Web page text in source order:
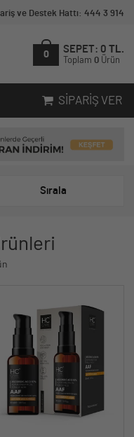
ve Destek Hattı: 444 3 914
0
SEPET: 0 TL.
Toplam 0 Ürün
SIPARIŞ VER
Sırala